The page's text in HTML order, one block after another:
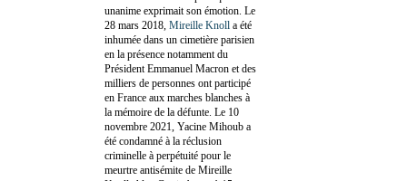
unanime exprimait son émotion. Le
28 mars 2018, Mireille Knoll a été
inhumée dans un cimetière parisien
en la présence notamment du
Président Emmanuel Macron et des
milliers de personnes ont participé
en France aux marches blanches à
la mémoire de la défunte. Le 10
novembre 2021, Yacine Mihoub a
été condamné à la réclusion
criminelle à perpétuité pour le
meurtre antisémite de Mireille